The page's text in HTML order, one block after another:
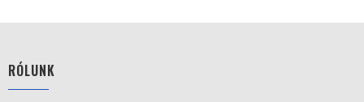
RÓLUNK